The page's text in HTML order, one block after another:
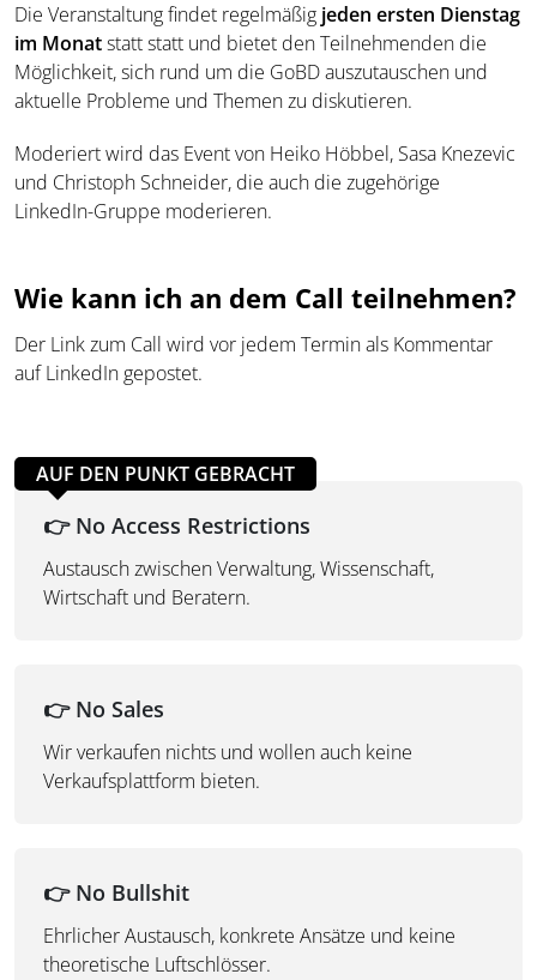
Die Veranstaltung findet regelmäßig jeden ersten Dienstag
im Monatstattstatt und bietet den Teilnehmenden die
Möglichkeit, sich rund um die GoBD auszutauschen und
aktuelle Probleme und Themen zu diskutieren.
Moderiert wird das Event von Heiko Höbbel, Sasa Knezevic
und Christoph Schneider, die auch die zugehörige
LinkedIn-Gruppe moderieren.
Wie kann ich an dem Call teilnehmen?
Der Link zum Call wird vor jedem Termin als Kommentar
auf LinkedIn gepostet.
AUF DEN PUNKT GEBRACHT
👉 No Access Restrictions
Austausch zwischen Verwaltung, Wissenschaft,
Wirtschaft und Beratern.
👉 No Sales
Wir verkaufen nichts und wollen auch keine
Verkaufsplattform bieten.
👉 No Bullshit
Ehrlicher Austausch, konkrete Ansätze und keine
theoretische Luftschlösser.